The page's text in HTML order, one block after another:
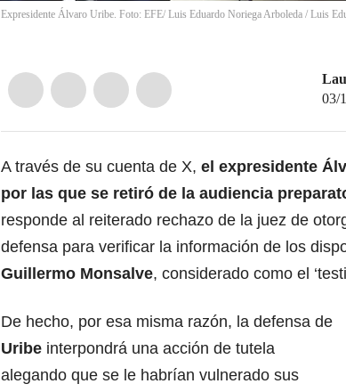
Expresidente Álvaro Uribe. Foto: EFE/ Luis Eduardo Noriega Arboleda / Luis
03/
A través de su cuenta de X, el expresidente
por las que se retiró de la audiencia
responde al reiterado rechazo de la juez de
defensa para verificar la información de los
Guillermo Monsalve, considerado como el
De hecho, por esa misma razón, la defensa de
Uribe interpondrá una acción de tutela
alegando que se le habrían vulnerado sus